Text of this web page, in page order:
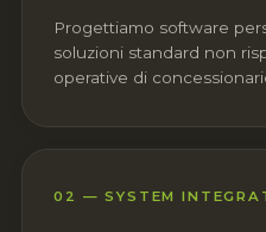
Progettiamo software
soluzioni standard non
operative di
02 — SYSTEM